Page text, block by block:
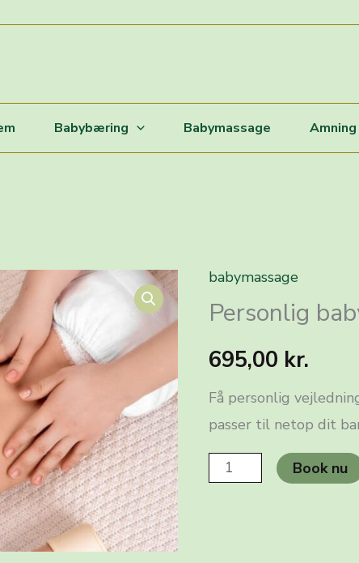
Babybæring Babymassage Amning
babymassage
Personlig
695,00 kr.
Få personlig
passer til netop dit
Personlig
Book nu